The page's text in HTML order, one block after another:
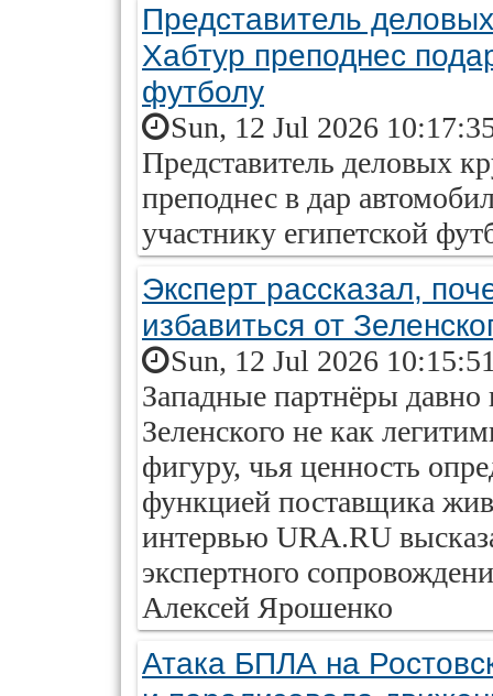
Представитель
Хабтур преподнес
футболу
Sun, 12 Jul 2026
Представитель деловых
преподнес в дар
участнику египетской
Эксперт рассказал,
избавиться от
Sun, 12 Jul 2026
Западные партнёры
Зеленского не как
фигуру, чья ценность
функцией поставщика
интервью URA.RU
экспертного
Алексей Ярошенко
Атака БПЛА на